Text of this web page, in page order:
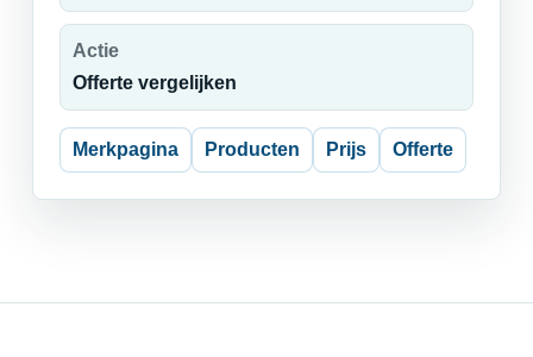
Actie
Offerte vergelijken
Merkpagina Producten Prijs Offerte